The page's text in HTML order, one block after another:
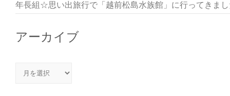
年長組☆思い出旅行で「越前松島水族館」に行ってきま
アーカイブ
アーカイブ